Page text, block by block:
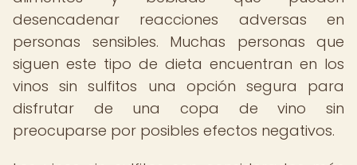
desencadenar reacciones adversas en
personas sensibles. Muchas personas que
siguen este tipo de dieta encuentran en los
vinos sin sulfitos una opción segura para
disfrutar de una copa de vino sin
preocuparse por posibles efectos negativos.